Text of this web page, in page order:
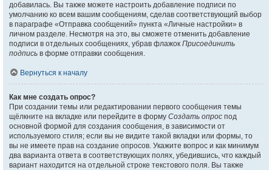
добавилась. Вы также можете настроить добавление подписи по
умолчанию ко всем вашим сообщениям, сделав соответствующий выбор
в параграфе «Отправка сообщений» пункта «Личные настройки» в
личном разделе. Несмотря на это, вы сможете отменить добавление
подписи в отдельных сообщениях, убрав флажок Присоединить
подпись в форме отправки сообщения.
Вернуться к началу
Как мне создать опрос?
При создании темы или редактировании первого сообщения темы
щёлкните на вкладке или перейдите в форму Создать опрос под
основной формой для создания сообщения, в зависимости от
используемого стиля; если вы не видите такой вкладки или формы, то
вы не имеете прав на создание опросов. Укажите вопрос и как минимум
два варианта ответа в соответствующих полях, убедившись, что каждый
вариант находится на отдельной строке текстового поля. Вы также